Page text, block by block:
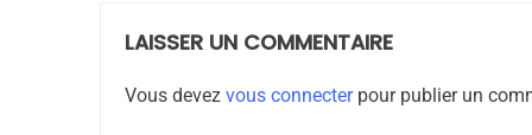
LAISSER UN COMMENTAIRE
Vous devez vous connecterpour publier un